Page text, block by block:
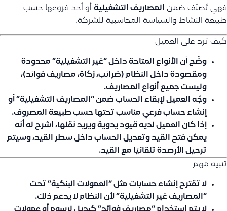
فهي تُصنّف ضمن
المصاريف التشغيلية أو أحد فروعها حسب
طبيعة النشاط والسياسة المحاسبية للشركة.
كيف ترد على العميل
وضّح أن الأنواع المتاحة داخل “غير التشغيلية” محدودة
ومقصودة داخل النظام (ضرائب، زكاة، مصاريف فوائد)،
وليست جميع أنواع المصاريف.
وجّه العميل لإبقاء الحساب ضمن “المصاريف التشغيلية” أو
إنشاء حساب فرعي مناسب تحتها حسب طبيعة المصروف.
إذا كان العميل لديه قيود يدوية ويريد نقلها، اشرح له أنه
يمكن فتح القيد وتعديل الحساب داخل سطر القيد، وسيتم
ترحيل الأرصدة تلقائيًا مع القيد.
تنبيه مهم
لا تقترح إنشاء حسابات مثل “العمولات البنكية” تحت
“المصاريف غير التشغيلية” لأن النظام لا يدعم ذلك.